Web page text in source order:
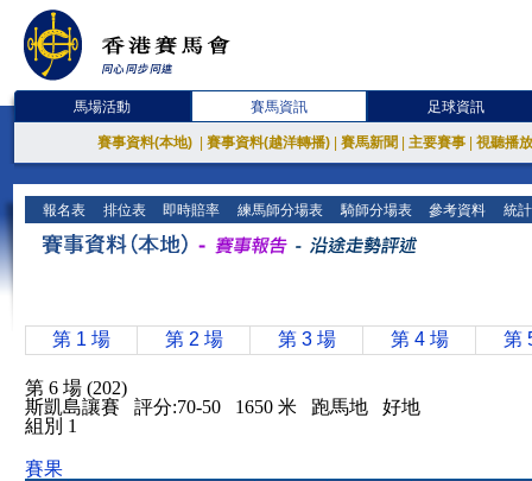
馬場活動 賽馬資訊 足球資訊
賽事資料(本地) 賽事資料(越洋轉播) 賽馬新聞 主要賽事 視聽播
報名表 排位表 即時賠率 練馬師分場表 騎師分場表 參考資料 統
第 1 場 第 2 場 第 3 場 第 4 場 第
第 6 場 (202)
斯凱島讓賽 評分:70-50 1650 米 跑馬地 好地
組別 1
賽果